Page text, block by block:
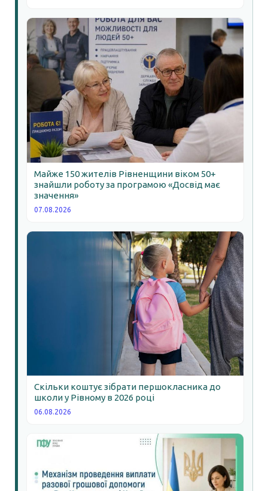
Майже 150 жителів Рівненщини віком 50+
знайшли роботу за програмою «Досвід має
значення»
07.08.2026
Скільки коштує зібрати першокласника до
школи у Рівному в 2026 році
06.08.2026